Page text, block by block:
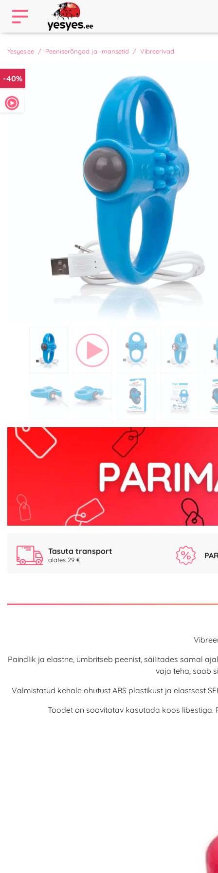
Yesyes.ee Peeniserõngad ja -mansetid Vibreerivad
-40%
Tasuta transport
alates 29 €
Paindlik ja elastne, ümbritseb peenist, säilitades samal
vaja teha, saab
Valmistatud kehale ohutust ABS plastikust ja elastsest
Toodet on soovitatav kasutada koos